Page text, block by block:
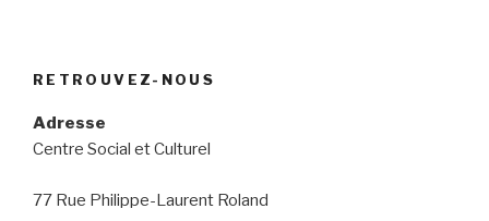
RETROUVEZ-NOUS
Adresse
Centre Social et Culturel
77 Rue Philippe-Laurent Roland